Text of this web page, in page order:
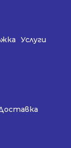
Услуги